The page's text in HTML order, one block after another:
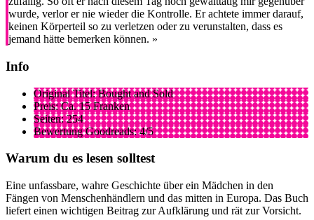
wurde, verlor er nie wieder die Kontrolle. Er achtete immer darauf,
keinen Körperteil so zu verletzen oder zu verunstalten, dass es
jemand hätte bemerken können. »
Info
Original Titel: Bought and Sold
Preis: Ca. 15 Franken
Seiten: 254
Bewertung Goodreads: 4/5
Warum du es lesen solltest
Eine unfassbare, wahre Geschichte über ein Mädchen in den
Fängen von Menschenhändlern und das mitten in Europa. Das Buch
liefert einen wichtigen Beitrag zur Aufklärung und rät zur Vorsicht.